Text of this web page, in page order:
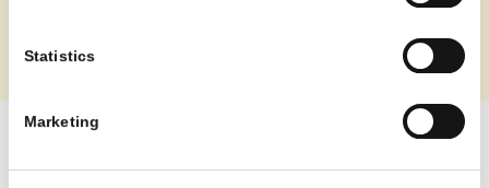
Statistics
Marketing
SPINNER HIGH IN